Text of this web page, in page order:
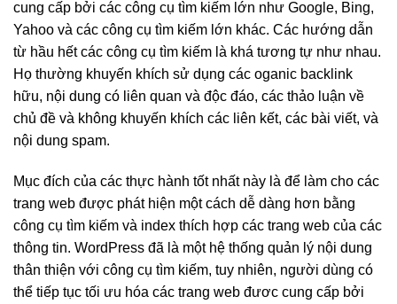
cung cấp bởi các công cụ tìm kiếm lớn như Google, Bing,
Yahoo và các công cụ tìm kiếm lớn khác. Các hướng dẫn
từ hầu hết các công cụ tìm kiếm là khá tương tự như nhau.
Họ thường khuyến khích sử dụng các oganic backlink
hữu, nội dung có liên quan và độc đáo, các thảo luận về
chủ đề và không khuyến khích các liên kết, các bài viết, và
nội dung spam.
Mục đích của các thực hành tốt nhất này là để làm cho các
trang web được phát hiện một cách dễ dàng hơn bằng
công cụ tìm kiếm và index thích hợp các trang web của các
thông tin. WordPress đã là một hệ thống quản lý nội dung
thân thiện với công cụ tìm kiếm, tuy nhiên, người dùng có
thể tiếp tục tối ưu hóa các trang web đươc cung cấp bởi